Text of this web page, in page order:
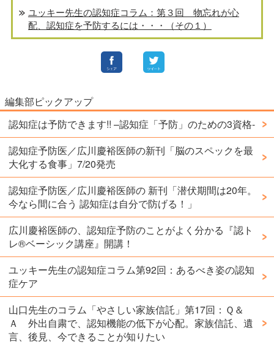
ユッキー先生の認知症コラム：第３回 物忘れが心
配、認知症を予防するには・・・（その１）
編集部ピックアップ
認知症は予防できます!! –認知症「予防」のための3資格-
認知症予防医／広川慶裕医師の新刊「脳のスペックを最
大化する食事」7/20発売
認知症予防医／広川慶裕医師の 新刊「潜伏期間は20年。
今なら間に合う 認知症は自分で防げる！」
広川慶裕医師の、認知症予防のことがよく分かる『認ト
レ®️ベーシック講座』開講！
ユッキー先生の認知症コラム第92回：あるべき姿の認知
症ケア
山口先生のコラム「やさしい家族信託」第17回：Ｑ＆
Ａ 外出自粛で、認知機能の低下が心配。家族信託、遺
言、後見、今できることが知りたい